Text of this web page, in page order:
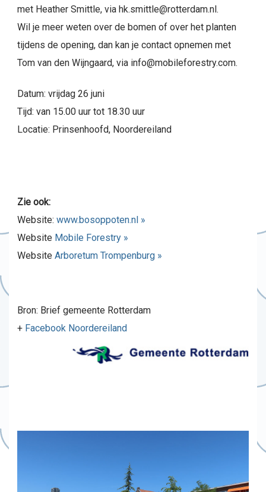
met Heather Smittle, via hk.smittle@rotterdam.nl.
Wil je meer weten over de bomen of over het planten
tijdens de opening, dan kan je contact opnemen met
Tom van den Wijngaard, via info@mobileforestry.com.
Datum: vrijdag 26 juni
Tijd: van 15.00 uur tot 18.30 uur
Locatie: Prinsenhoofd, Noordereiland
Zie ook:
Website: www.bosoppoten.nl »
Website Mobile Forestry »
Website Arboretum Trompenburg »
Bron: Brief gemeente Rotterdam
+ Facebook Noordereiland